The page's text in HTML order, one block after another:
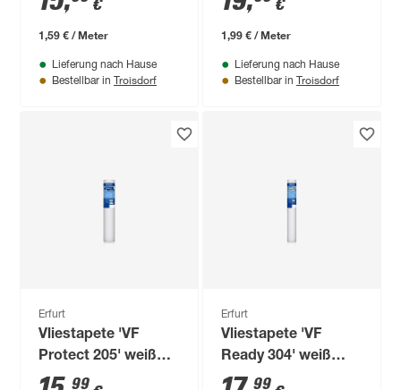
€
1,59 € / Meter
Lieferung nach Hause
Bestellbar in Troisdorf
€
1,99 € / Meter
Lieferung nach Hause
Bestellbar in Troisdorf
Erfurt
Vliestapete 'VF
Protect 205' weiß
0,53 x 10,05 m
99
Erfurt
Vliestapete 'VF
Ready 304' weiß
0,53 x 10,05 m
99